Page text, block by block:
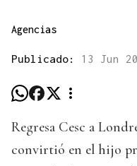
Agencias
Publicado: 13 Jun
Regresa Cesc a
convirtió en el hijo